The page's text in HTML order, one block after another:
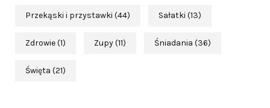
Przekąski i przystawki (44) Sałatki (13)
Zdrowie(1) Zupy(11) Śniadania (36)
Święta (21)